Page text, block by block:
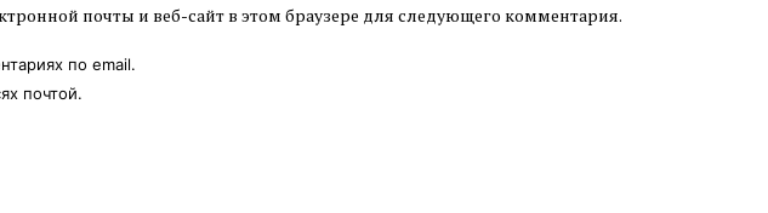
почты и веб-сайт в этом браузере для следующего комментария.
по email.
почтой.